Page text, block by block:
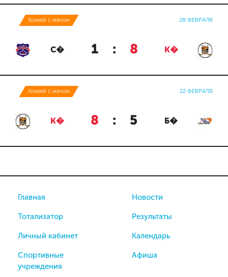
Хоккей с мячом 28 ФЕВРАЛЯ
С� 1 : 8 К�
Хоккей с мячом 22 ФЕВРАЛЯ
К� 8 : 5 Б�
Главная
Тотализатор
Личный кабинет
Спортивные
учреждения
Новости
Результаты
Календарь
Афиша